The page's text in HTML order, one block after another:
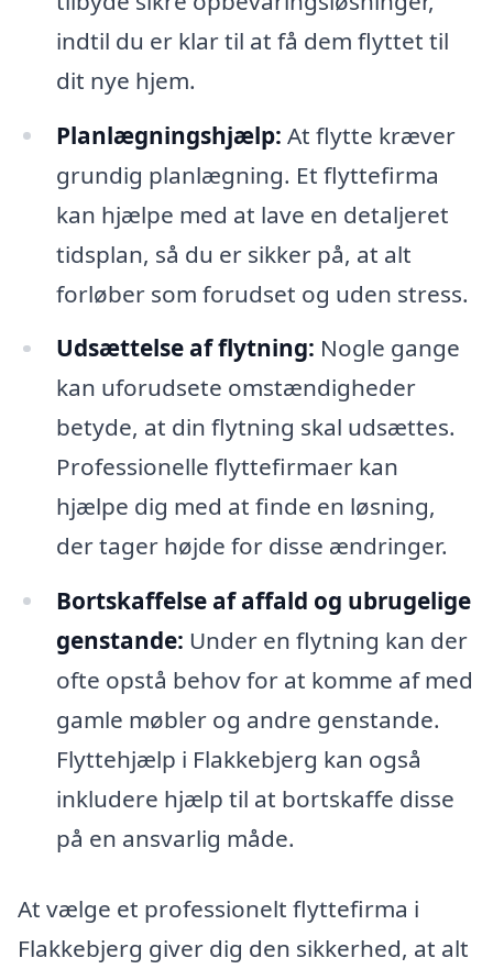
indtil du er klar til at få dem flyttet til
dit nye hjem.
Planlægningshjælp: At flytte kræver
grundig planlægning. Et flyttefirma
kan hjælpe med at lave en detaljeret
tidsplan, så du er sikker på, at alt
forløber som forudset og uden stress.
Udsættelse af flytning: Nogle gange
kan uforudsete omstændigheder
betyde, at din flytning skal udsættes.
Professionelle flyttefirmaer kan
hjælpe dig med at finde en løsning,
der tager højde for disse ændringer.
Bortskaffelse af affald og ubrugelige
genstande: Under en flytning kan der
ofte opstå behov for at komme af med
gamle møbler og andre genstande.
Flyttehjælp i Flakkebjerg kan også
inkludere hjælp til at bortskaffe disse
på en ansvarlig måde.
At vælge et professionelt flyttefirma i
Flakkebjerg giver dig den sikkerhed, at alt